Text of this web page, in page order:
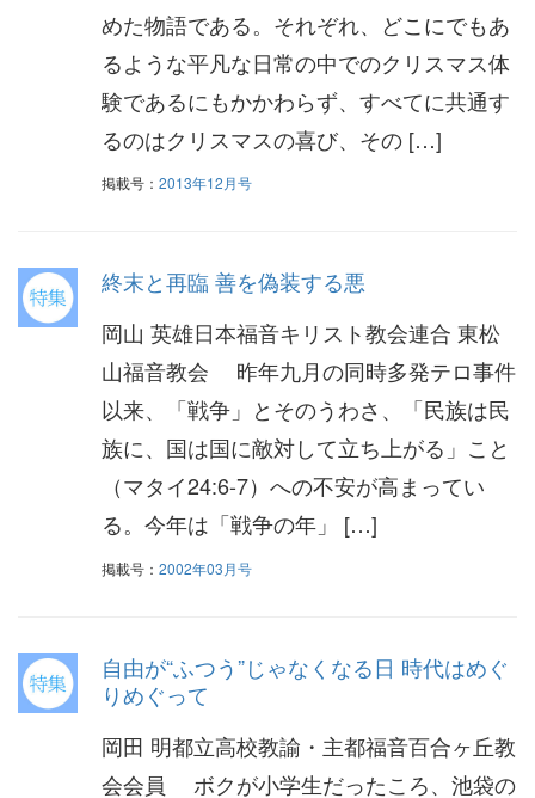
めた物語である。それぞれ、どこにでもあ
るような平凡な日常の中でのクリスマス体
験であるにもかかわらず、すべてに共通す
るのはクリスマスの喜び、その […]
掲載号： 2013年12月号
終末と再臨 善を偽装する悪
岡山 英雄日本福音キリスト教会連合 東松
山福音教会 昨年九月の同時多発テロ事件
以来、「戦争」とそのうわさ、「民族は民
族に、国は国に敵対して立ち上がる」こと
（マタイ24:6-7）への不安が高まってい
る。今年は「戦争の年」 […]
掲載号： 2002年03月号
自由が“ふつう”じゃなくなる日 時代はめぐ
りめぐって
岡田 明都立高校教諭・主都福音百合ヶ丘教
会会員 ボクが小学生だったころ、池袋の